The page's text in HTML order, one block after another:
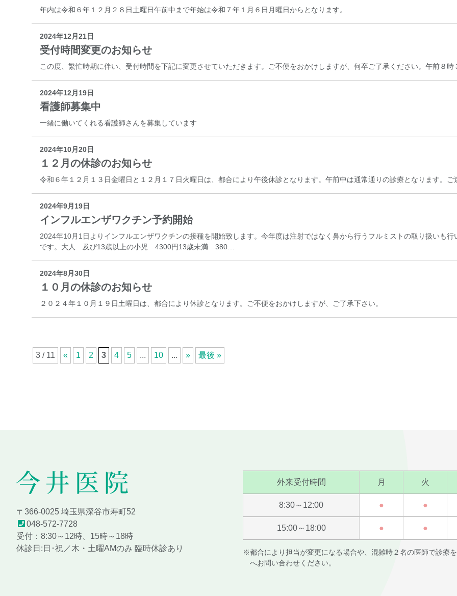
年内は令和６年１２月２８日土曜日午前中まで年始は令和７年１月６日月曜日からとなります。
2024年12月21日
受付時間変更のお知らせ
この度、繁忙時期に伴い、受付時間を下記に変更させていただきます。ご不便をおかけしますが、何卒ご了承ください。午前８
2024年12月19日
看護師募集中
一緒に働いてくれる看護師さんを募集しています
2024年10月20日
１２月の休診のお知らせ
令和６年１２月１３日金曜日と１２月１７日火曜日は、都合により午後休診となります。午前中は通常通りの診療となります。ご
2024年9月19日
インフルエンザワクチン予約開始
2024年10月1日よりインフルエンザワクチンの接種を開始致します。今年度は注射ではなく鼻から行うフルミストの取り扱いも
です。大人 及び13歳以上の小児 4300円13歳未満 380…
2024年8月30日
１０月の休診のお知らせ
２０２４年１０月１９日土曜日は、都合により休診となります。ご不便をおかけしますが、ご了承下さい。
3 / 11 « 1 2 3 4 5 ... 10 ... »
最後 »
頭
る
今井医院
〒366-0025 埼玉県深谷市寿町52
048-572-7728
受付：8:30～12時、15時～18時
休診日:日･祝／木・土曜AMのみ 臨時休診あり
外来受付時間 月 火
8:30～12:00 ● ●
15:00～18:00 ● ●
※都合により担当が変更になる場合や、混雑時２名の医師で診療
へお問い合わせください。